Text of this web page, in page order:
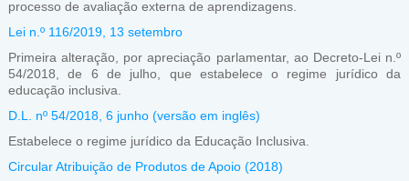
processo de avaliação externa de aprendizagens.
Lei n.º 116/2019, 13 setembro
Primeira alteração, por apreciação parlamentar, ao Decreto-Lei n.º
54/2018, de 6 de julho, que estabelece o regime jurídico da
educação inclusiva.
D.L. nº 54/2018, 6 junho (versão em inglês)
Estabelece o regime jurídico da Educação Inclusiva.
Circular Atribuição de Produtos de Apoio (2018)